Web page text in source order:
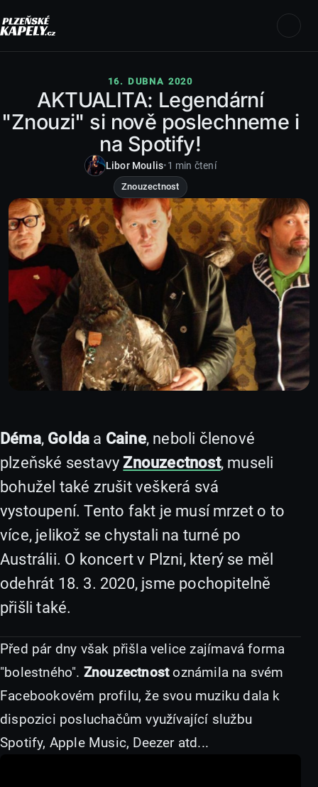
16. DUBNA 2020
AKTUALITA: Legendární
"Znouzi" si nově poslechneme i
na Spotify!
Libor Moulis•1 min čtení
Znouzectnost
Déma, Golda a Caine, neboli členové
plzeňské sestavyZnouzectnost, museli
bohužel také zrušit veškerá svá
vystoupení. Tento fakt je musí mrzet o to
více, jelikož se chystali na turné po
Austrálii. O koncert v Plzni, který se měl
odehrát 18. 3. 2020, jsme pochopitelně
přišli také.
Před pár dny však přišla velice zajímavá forma
"bolestného". Znouzectnostoznámila na svém
Facebookovém profilu, že svou muziku dala k
dispozici posluchačům využívající službu
Spotify, Apple Music, Deezer atd...